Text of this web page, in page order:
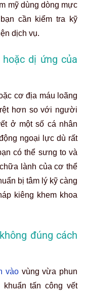
mỹ dùng dòng mực
cần kiểm tra kỹ
dịch vụ.
dị ứng của
cơ địa máu loãng
hơn so với người
ở một số cá nhân
ngoại lực dù rất
có thể sưng to và
lành của cơ thể
bị tâm lý kỹ càng
kiêng khem khoa
đúng cách
vàovùng vừa phun
tấn công vết